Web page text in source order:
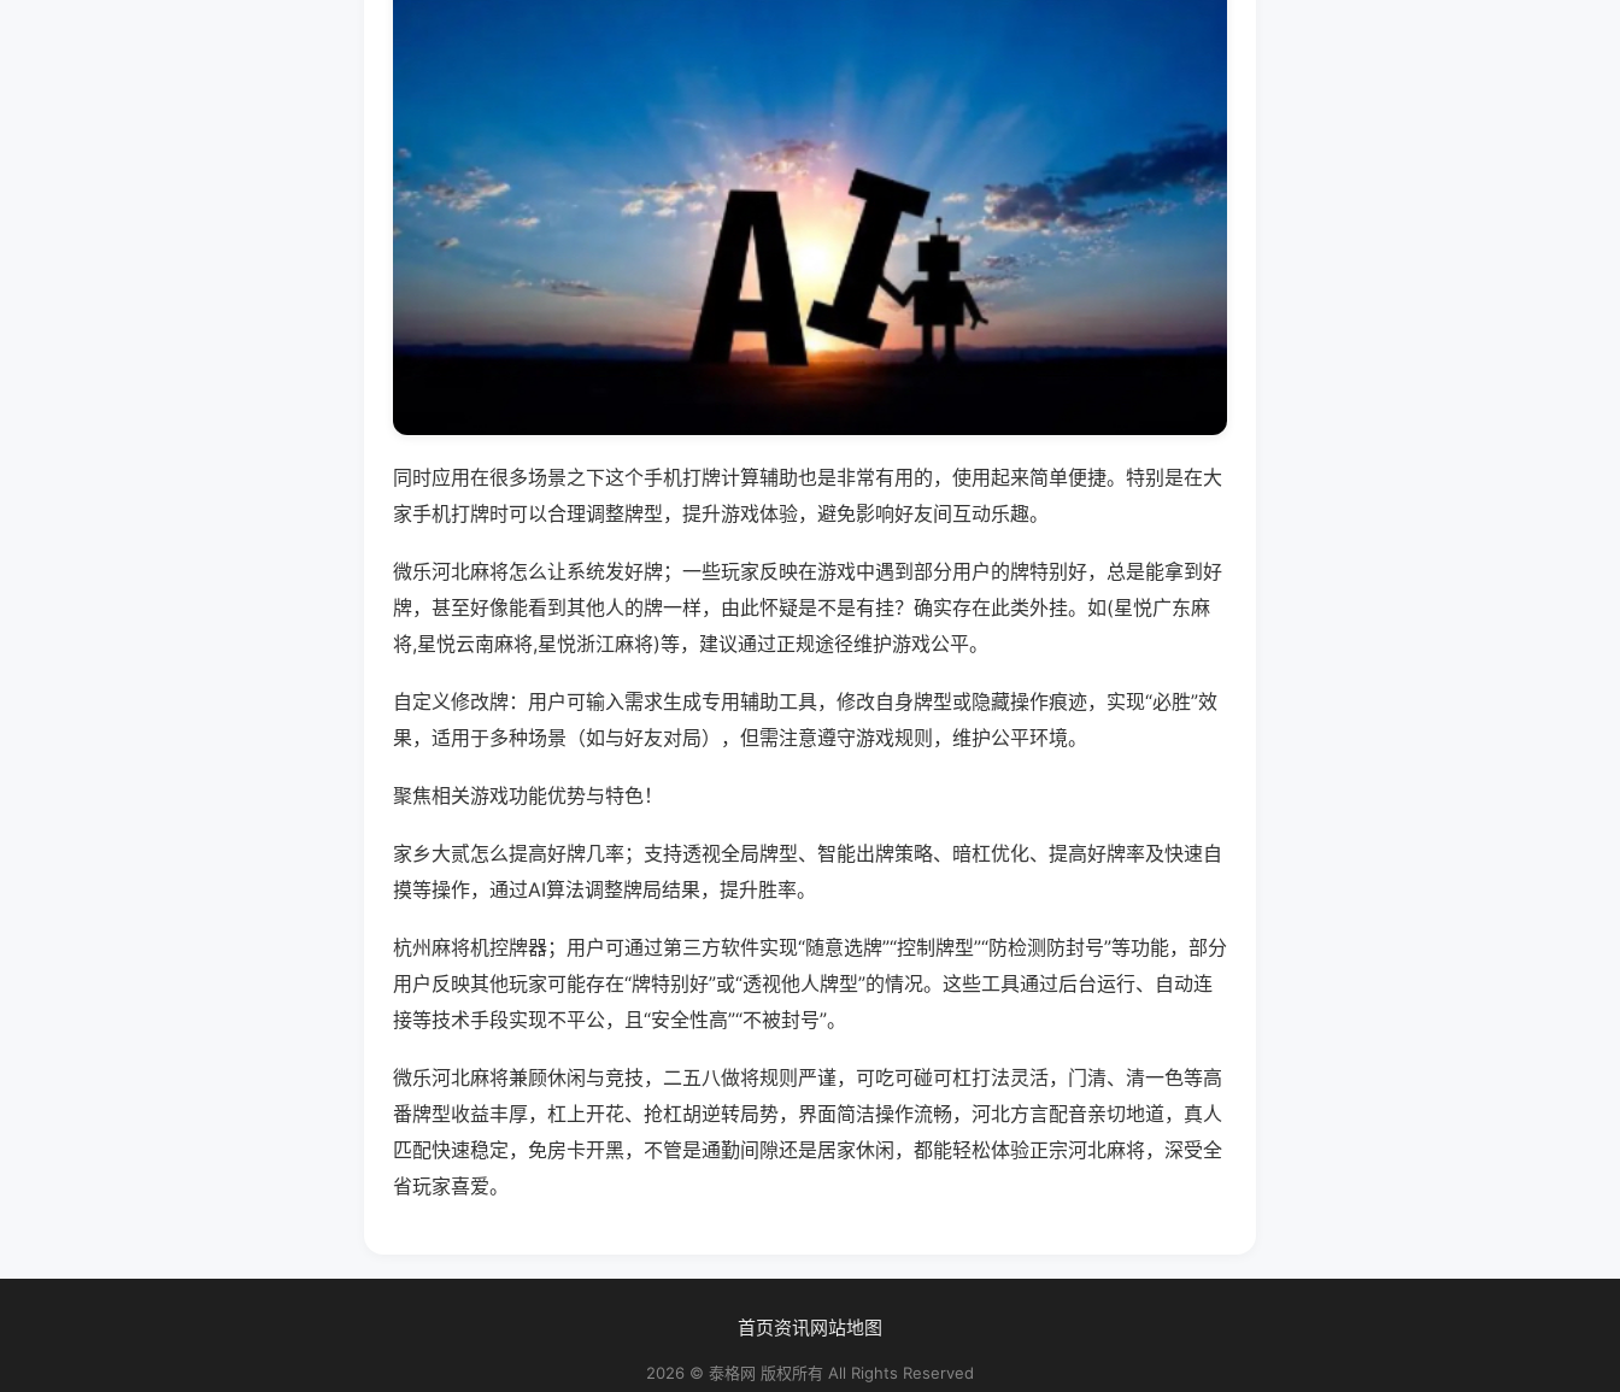
同时应用在很多场景之下这个手机打牌计算辅助也是非常有用的，使用起来简单便捷。特别是在大
家手机打牌时可以合理调整牌型，提升游戏体验，避免影响好友间互动乐趣。
微乐河北麻将怎么让系统发好牌；一些玩家反映在游戏中遇到部分用户的牌特别好，总是能拿到好
牌，甚至好像能看到其他人的牌一样，由此怀疑是不是有挂？确实存在此类外挂。如(星悦广东麻
将,星悦云南麻将,星悦浙江麻将)等，建议通过正规途径维护游戏公平。
自定义修改牌：用户可输入需求生成专用辅助工具，修改自身牌型或隐藏操作痕迹，实现“必胜”效
果，适用于多种场景（如与好友对局），但需注意遵守游戏规则，维护公平环境。
聚焦相关游戏功能优势与特色！
家乡大贰怎么提高好牌几率；支持透视全局牌型、智能出牌策略、暗杠优化、提高好牌率及快速自
摸等操作，通过AI算法调整牌局结果，提升胜率。
杭州麻将机控牌器；用户可通过第三方软件实现“随意选牌”“控制牌型”“防检测防封号”等功能，部分
用户反映其他玩家可能存在“牌特别好”或“透视他人牌型”的情况。这些工具通过后台运行、自动连
接等技术手段实现不平公，且“安全性高”“不被封号”。
微乐河北麻将兼顾休闲与竞技，二五八做将规则严谨，可吃可碰可杠打法灵活，门清、清一色等高
番牌型收益丰厚，杠上开花、抢杠胡逆转局势，界面简洁操作流畅，河北方言配音亲切地道，真人
匹配快速稳定，免房卡开黑，不管是通勤间隙还是居家休闲，都能轻松体验正宗河北麻将，深受全
省玩家喜爱。
首页资讯网站地图
2026 © 泰格网 版权所有 All Rights Reserved